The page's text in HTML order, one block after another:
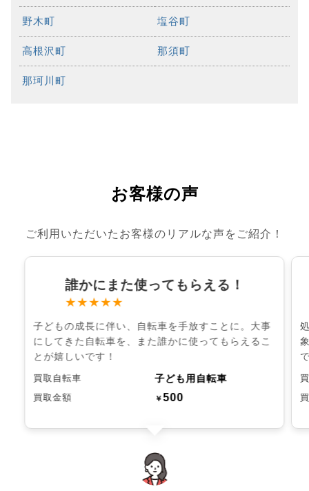
野木町 塩谷町
高根沢町 那須町
那珂川町
お客様の声
ご利用いただいたお客様のリアルな声をご紹介！
誰かにまた使ってもらえる！
★★★★★
子どもの成長に伴い、自転車を手放すことに。大事
にしてきた自転車を、また誰かに使ってもらえるこ
とが嬉しいです！
買取自転車 子ども用自転車
買取金額 ￥500
chevron_left chevron_right